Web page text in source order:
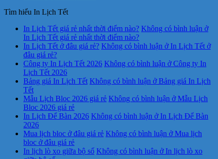
Tìm hiểu In Lịch Tết
In Lịch Tết giá rẻ nhất thời điểm nào? Không có bình luận ở
In Lịch Tết giá rẻ nhất thời điểm nào?
In Lịch Tết ở đâu giá rẻ? Không có bình luận ở In Lịch Tết ở
đâu giá rẻ?
Công ty In Lịch Tết 2026 Không có bình luận ở Công ty In
Lịch Tết 2026
Bảng giá In Lịch Tết Không có bình luận ở Bảng giá In Lịch
Tết
Mẫu Lịch Bloc 2026 giá rẻ Không có bình luận ở Mẫu Lịch
Bloc 2026 giá rẻ
In Lịch Để Bàn 2026 Không có bình luận ở In Lịch Để Bàn
2026
Mua lịch bloc ở đâu giá rẻ Không có bình luận ở Mua lịch
bloc ở đâu giá rẻ
In lịch lò xo giữa bộ số Không có bình luận ở In lịch lò xo